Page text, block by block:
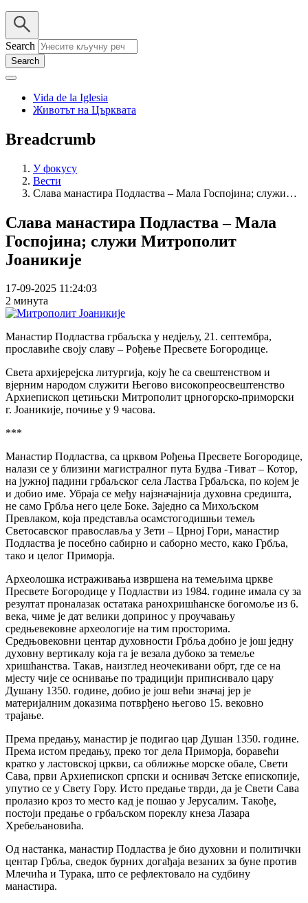
Search
Vida de la Iglesia
Животът на Църквата
Breadcrumb
У фокусу
Вести
Слава манастира Подластва – Мала Госпојина; служи…
Слава манастира Подластва – Мала
Госпојина; служи Митрополит
Јоаникије
17-09-2025 11:24:03
2 минута
Манастир Подластва грбаљска у недјељу, 21. септембра,
прославиће своју славу – Рођење Пресвете Богородице.
Света архијерејска литургија, коју ће са свештенством и
вјерним народом служити Његово високопреосвештенство
Архиепископ цетињски Митрополит црногорско-приморски
г. Јоаникије, почиње у 9 часова.
***
Манастир Подластва, са црквом Рођења Пресвете Богородице,
налази се у близини магистралног пута Будва -Тиват – Котор,
на јужној падини грбаљског села Ластва Грбаљска, по којем је
и добио име. Убраја се међу најзначајнија духовна средишта,
не само Грбља него целе Боке. Заједно са Михољском
Превлаком, која представља осамстогодишњи темељ
Светосавског православља у Зети – Црној Гори, манастир
Подластва је посебно сабирно и саборно место, како Грбља,
тако и целог Приморја.
Археолошка истраживања извршена на темељима цркве
Пресвете Богородице у Подластви из 1984. године имала су за
резултат проналазак остатака ранохришћанске богомоље из 6.
века, чиме је дат велики допринос у проучавању
средњевековне археологије на тим просторима.
Средњовековни центар духовности Грбља добио је још једну
духовну вертикалу која га је везала дубоко за темеље
хришћанства. Такав, наизглед неочекивани обрт, где се на
мјесту чије се оснивање по традицији приписивало цару
Душану 1350. године, добио је још већи значај јер је
материјалним доказима потврђено његово 15. вековно
трајање.
Према предању, манастир је подигао цар Душан 1350. године.
Према истом предању, преко тог дела Приморја, боравећи
кратко у ластовској цркви, са оближње морске обале, Свети
Сава, први Архиепископ српски и оснивач Зетске епископије,
упутио се у Свету Гору. Исто предање тврди, да је Свети Сава
пролазио кроз то место кад је пошао у Јерусалим. Такође,
постоји предање о грбаљском пореклу кнеза Лазара
Хребељановића.
Од настанка, манастир Подластва је био духовни и политички
центар Грбља, сведок бурних догађаја везаних за буне против
Млечића и Турака, што се рефлектовало на судбину
манастира.